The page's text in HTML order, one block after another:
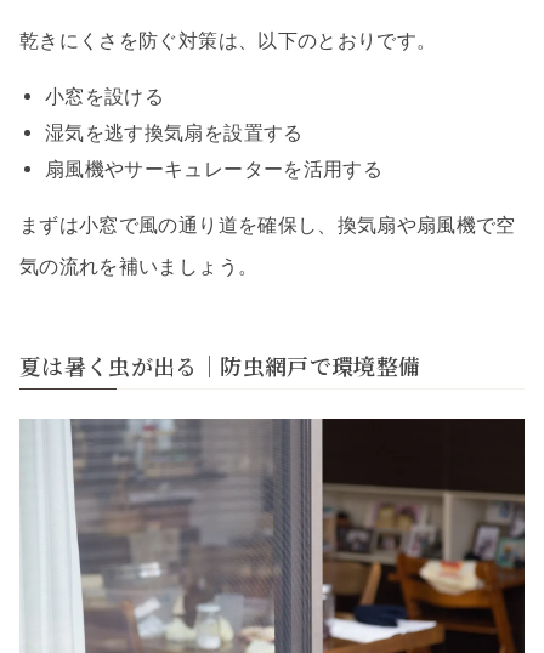
乾きにくさを防ぐ対策は、以下のとおりです。
小窓を設ける
湿気を逃す換気扇を設置する
扇風機やサーキュレーターを活用する
まずは小窓で風の通り道を確保し、換気扇や扇風機で空
気の流れを補いましょう。
夏は暑く虫が出る｜防虫網戸で環境整備